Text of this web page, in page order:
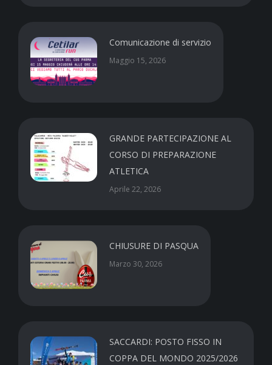
Comunicazione di servizio
Maggio 15, 2026
GRANDE PARTECIPAZIONE AL
CORSO DI PREPARAZIONE
ATLETICA
Aprile 22, 2026
CHIUSURE DI PASQUA
Marzo 30, 2026
SACCARDI: POSTO FISSO IN
COPPA DEL MONDO 2025/2026